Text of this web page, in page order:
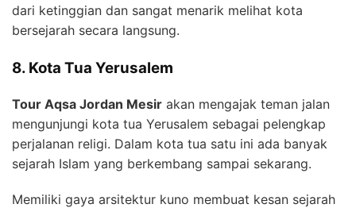
dari ketinggian dan sangat menarik melihat kota
bersejarah secara langsung.
8. Kota Tua Yerusalem
Tour Aqsa Jordan Mesir akan mengajak teman jalan
mengunjungi kota tua Yerusalem sebagai pelengkap
perjalanan religi. Dalam kota tua satu ini ada banyak
sejarah Islam yang berkembang sampai sekarang.
Memiliki gaya arsitektur kuno membuat kesan sejarah